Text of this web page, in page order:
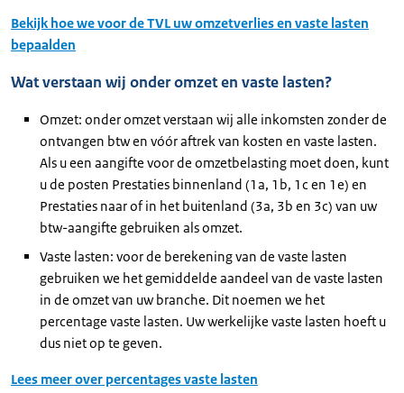
Bekijk hoe we voor de TVL uw omzetverlies en vaste lasten
bepaalden
Wat verstaan wij onder omzet en vaste lasten?
Omzet: onder omzet verstaan wij alle inkomsten zonder de
ontvangen btw en vóór aftrek van kosten en vaste lasten.
Als u een aangifte voor de omzetbelasting moet doen, kunt
u de posten Prestaties binnenland (1a, 1b, 1c en 1e) en
Prestaties naar of in het buitenland (3a, 3b en 3c) van uw
btw-aangifte gebruiken als omzet.
Vaste lasten: voor de berekening van de vaste lasten
gebruiken we het gemiddelde aandeel van de vaste lasten
in de omzet van uw branche. Dit noemen we het
percentage vaste lasten. Uw werkelijke vaste lasten hoeft u
dus niet op te geven.
Lees meer over percentages vaste lasten